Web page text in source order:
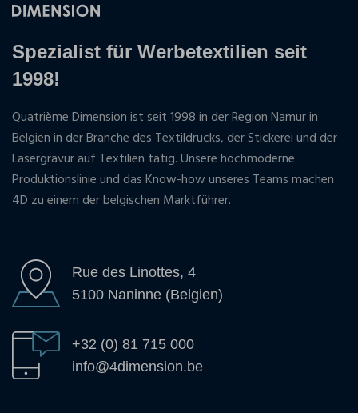
Spezialist für Werbetextilien seit
1998!
Quatrième Dimension ist seit 1998 in der Region Namur in
Belgien in der Branche des Textildrucks, der Stickerei und der
Lasergravur auf Textilien tätig. Unsere hochmoderne
Produktionslinie und das Know-how unseres Teams machen
4D zu einem der belgischen Marktführer.
Rue des Linottes, 4
5100 Naninne (Belgien)
+32 (0) 81 715 000
info@4dimension.be